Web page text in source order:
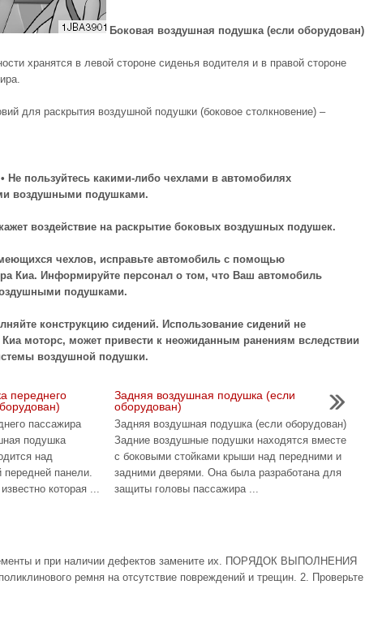
Боковая воздушная подушка (если оборудован)
хранятся в левой стороне сиденья водителя и в правой стороне
для раскрытия воздушной подушки (боковое столкновение) –
пользуйтесь какими-либо чехлами в автомобилях
воздушными подушками.
воздействие на раскрытие боковых воздушных подушек.
чехлов, исправьте автомобиль с помощью
Киа. Информируйте персонал о том, что Ваш автомобиль
подушками.
конструкцию сидений. Использование сидений не
моторс, может привести к неожиданным ранениям вследствии
воздушной подушки.
переднего
пассажира
подушка
над
панели.
которая ...
Задняя воздушная подушка (если
оборудован)
Задняя воздушная подушка (если оборудован)
Задние воздушные подушки находятся вместе
с боковыми стойками крыши над передними и
задними дверями. Она была разработана для
защиты головы пассажира ...
и при наличии дефектов замените их. ПОРЯДОК ВЫПОЛНЕНИЯ
ремня на отсутствие повреждений и трещин. 2. Проверьте